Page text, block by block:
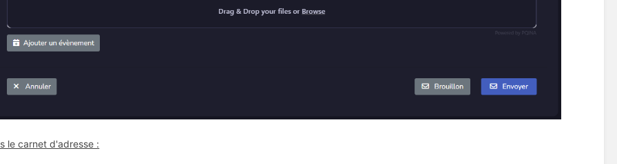
le carnet d'adresse :